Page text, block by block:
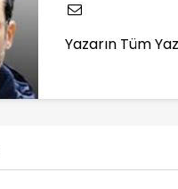
Yazarın Tüm